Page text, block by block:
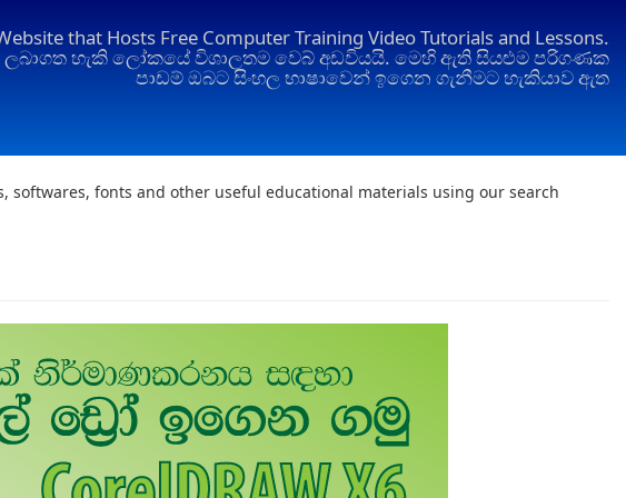
that Hosts Free Computer Training Video Tutorials and Lessons.
ලබාගත හැකි ලෝකයේ විශාලතම වෙබ් අඩවියයි. මෙහි ඇති සියළුම පරිගණක
පාඩම් ඔබට සිංහල භාෂාවෙන් ඉගෙන ගැනීමට හැකියාව ඇත
softwares, fonts and other useful educational materials using our search